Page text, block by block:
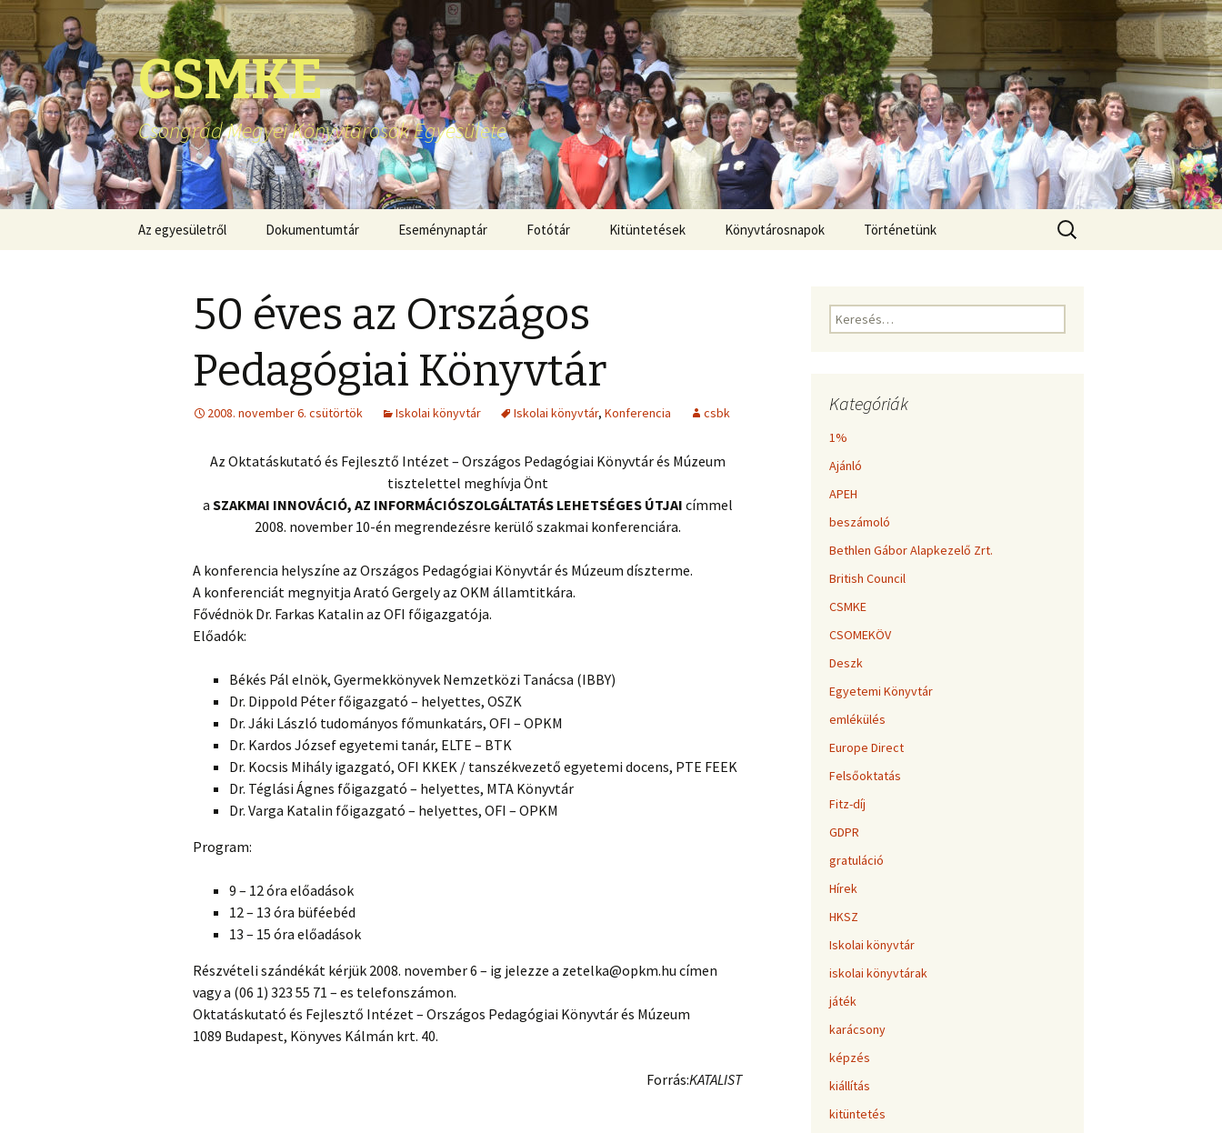
CSMKE
Csongrád Megyei Könyvtárosok Egyesülete
Az egyesületről Dokumentumtár Eseménynaptár Fotótár Kitüntetések Könyvtárosnapok Történetünk
Keresés:
50 éves az Országos
Pedagógiai Könyvtár
2008. november 6. csütörtök Iskolai könyvtár Iskolai könyvtár, Konferencia csbk
Az Oktatáskutató és Fejlesztő Intézet – Országos Pedagógiai Könyvtár és Múzeum
tisztelettel meghívja Önt
a SZAKMAI INNOVÁCIÓ, AZ INFORMÁCIÓSZOLGÁLTATÁS LEHETSÉGES ÚTJAI címmel
2008. november 10-én megrendezésre kerülő szakmai konferenciára.
A konferencia helyszíne az Országos Pedagógiai Könyvtár és Múzeum díszterme.
A konferenciát megnyitja Arató Gergely az OKM államtitkára.
Fővédnök Dr. Farkas Katalin az OFI főigazgatója.
Előadók:
Békés Pál elnök, Gyermekkönyvek Nemzetközi Tanácsa (IBBY)
Dr. Dippold Péter főigazgató – helyettes, OSZK
Dr. Jáki László tudományos főmunkatárs, OFI – OPKM
Dr. Kardos József egyetemi tanár, ELTE – BTK
Dr. Kocsis Mihály igazgató, OFI KKEK / tanszékvezető egyetemi docens, PTE FEEK
Dr. Téglási Ágnes főigazgató – helyettes, MTA Könyvtár
Dr. Varga Katalin főigazgató – helyettes, OFI – OPKM
Program:
9 – 12 óra előadások
12 – 13 óra büféebéd
13 – 15 óra előadások
Részvételi szándékát kérjük 2008. november 6 – ig jelezze a zetelka@opkm.hu címen
vagy a (06 1) 323 55 71 – es telefonszámon.
Oktatáskutató és Fejlesztő Intézet – Országos Pedagógiai Könyvtár és Múzeum
1089 Budapest, Könyves Kálmán krt. 40.
Forrás:KATALIST
Keresés:
Kategóriák
1%
Ajánló
APEH
beszámoló
Bethlen Gábor Alapkezelő Zrt.
British Council
CSMKE
CSOMEKÖV
Deszk
Egyetemi Könyvtár
emlékülés
Europe Direct
Felsőoktatás
Fitz-díj
GDPR
gratuláció
Hírek
HKSZ
Iskolai könyvtár
iskolai könyvtárak
játék
karácsony
képzés
kiállítás
kitüntetés